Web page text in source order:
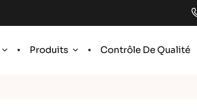
Produits Contrôle De Qualité